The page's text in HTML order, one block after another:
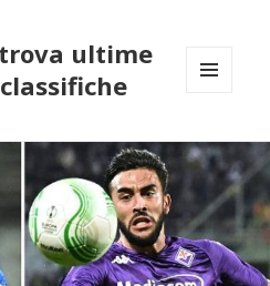
ultime
WIDGETS